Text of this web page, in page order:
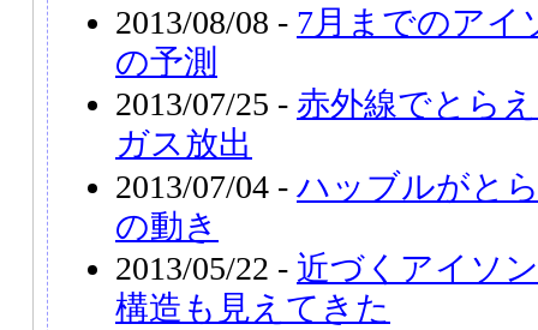
2013/08/08 - 7月までのアイ
の予測
2013/07/25 - 赤外線でとら
ガス放出
2013/07/04 - ハッブルがと
の動き
2013/05/22 - 近づくアイソ
構造も見えてきた